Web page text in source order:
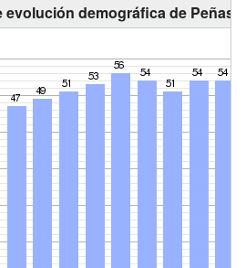
evolución demográfica de Peñas